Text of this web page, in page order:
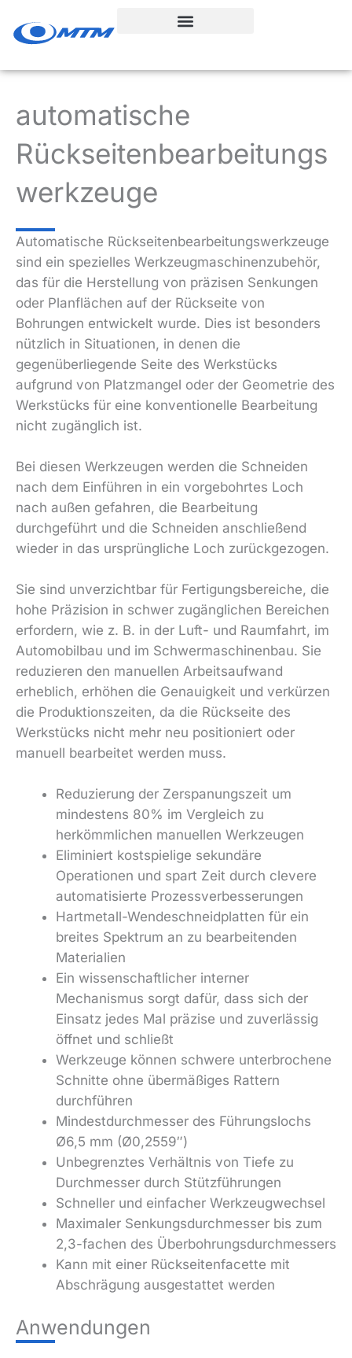
Inhalt
automatische
Rückseitenbearbeitungs
werkzeuge
Automatische Rückseitenbearbeitungswerkzeuge
sind ein spezielles Werkzeugmaschinenzubehör,
das für die Herstellung von präzisen Senkungen
oder Planflächen auf der Rückseite von
Bohrungen entwickelt wurde. Dies ist besonders
nützlich in Situationen, in denen die
gegenüberliegende Seite des Werkstücks
aufgrund von Platzmangel oder der Geometrie des
Werkstücks für eine konventionelle Bearbeitung
nicht zugänglich ist.
Bei diesen Werkzeugen werden die Schneiden
nach dem Einführen in ein vorgebohrtes Loch
nach außen gefahren, die Bearbeitung
durchgeführt und die Schneiden anschließend
wieder in das ursprüngliche Loch zurückgezogen.
Sie sind unverzichtbar für Fertigungsbereiche, die
hohe Präzision in schwer zugänglichen Bereichen
erfordern, wie z. B. in der Luft- und Raumfahrt, im
Automobilbau und im Schwermaschinenbau. Sie
reduzieren den manuellen Arbeitsaufwand
erheblich, erhöhen die Genauigkeit und verkürzen
die Produktionszeiten, da die Rückseite des
Werkstücks nicht mehr neu positioniert oder
manuell bearbeitet werden muss.
Reduzierung der Zerspanungszeit um
mindestens 80% im Vergleich zu
herkömmlichen manuellen Werkzeugen
Eliminiert kostspielige sekundäre
Operationen und spart Zeit durch clevere
automatisierte Prozessverbesserungen
Hartmetall-Wendeschneidplatten für ein
breites Spektrum an zu bearbeitenden
Materialien
Ein wissenschaftlicher interner
Mechanismus sorgt dafür, dass sich der
Einsatz jedes Mal präzise und zuverlässig
öffnet und schließt
Werkzeuge können schwere unterbrochene
Schnitte ohne übermäßiges Rattern
durchführen
Mindestdurchmesser des Führungslochs
Ø6,5 mm (Ø0,2559″)
Unbegrenztes Verhältnis von Tiefe zu
Durchmesser durch Stützführungen
Schneller und einfacher Werkzeugwechsel
Maximaler Senkungsdurchmesser bis zum
2,3-fachen des Überbohrungsdurchmessers
Kann mit einer Rückseitenfacette mit
Abschrägung ausgestattet werden
Anwendungen